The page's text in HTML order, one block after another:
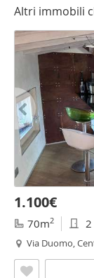
Altri immobili
1.100€
70m2 2
Via Duomo,